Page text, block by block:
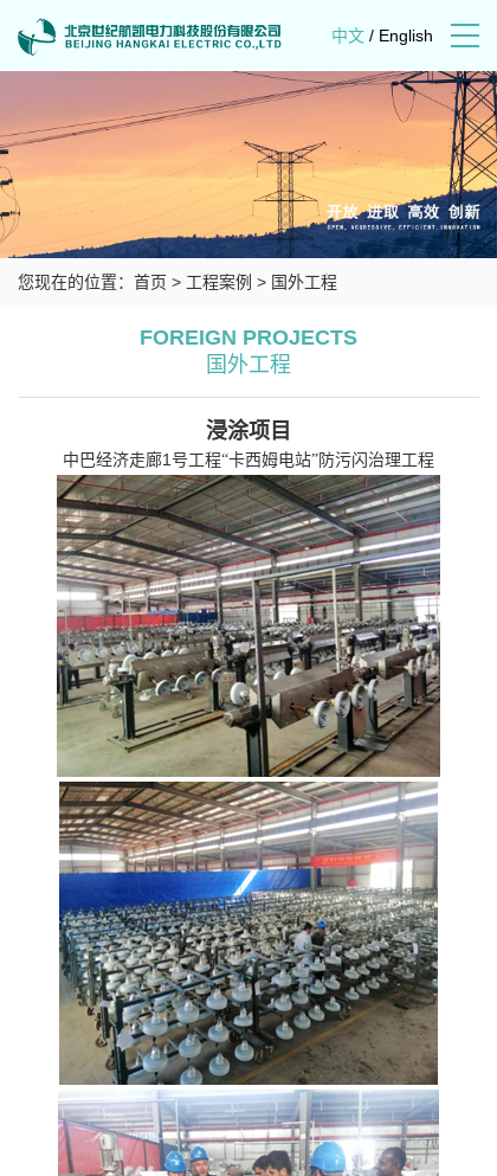
中文 / English
您现在的位置： 首页 > 工程案例 > 国外工程
FOREIGN PROJECTS
国外工程
浸涂项目
中巴经济走廊1 号工程“卡西姆电站”防污闪治理工程